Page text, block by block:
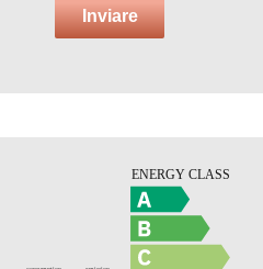
Inviare